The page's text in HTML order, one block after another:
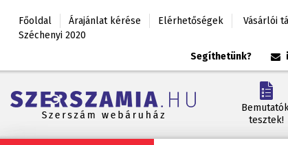
Főoldal Árajánlat kérése Elérhetőségek Vásárlói
Széchenyi 2020
Segíthetünk?
tesztek!